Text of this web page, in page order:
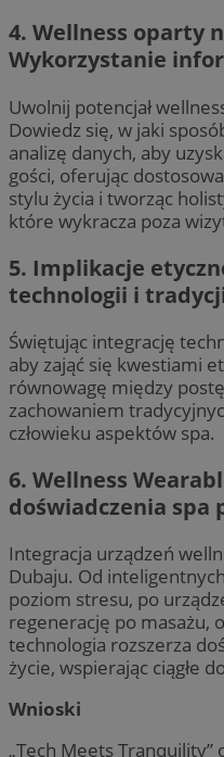
4. Wellness oparty
Wykorzystanie
Uwolnij potencjał
Dowiedz się, w jaki
analizę danych, aby
gości, oferując
stylu życia i tworząc
które wykracza poza
5. Implikacje
technologii i
Świętując integrację
aby zająć się kwestiami
równowagę między
zachowaniem
człowieku aspektów spa.
6. Wellness
doświadczenia spa
Integracja urządzeń
Dubaju. Od
poziom stresu, po
regenerację po masażu,
technologia rozszerza
życie, wspierając ciągłe
Wnioski
„Tech Meets